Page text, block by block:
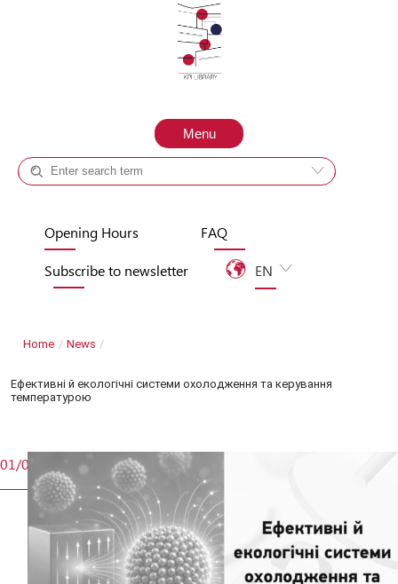
Menu
Opening Hours
FAQ
Subscribe to newsletter
EN
Home / News /
Ефективні й екологічні системи охолодження та керування
температурою
01/06